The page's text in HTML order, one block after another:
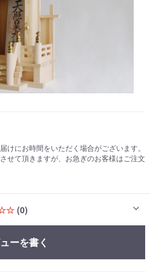
けにお時間をいただく場合がございます。
せて頂きますが、お急ぎのお客様はご注文
(0)
ーを書く